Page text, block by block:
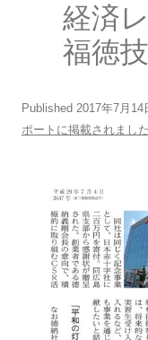
経済
福徳
Published 2017年7月14
ポートに掲載されました